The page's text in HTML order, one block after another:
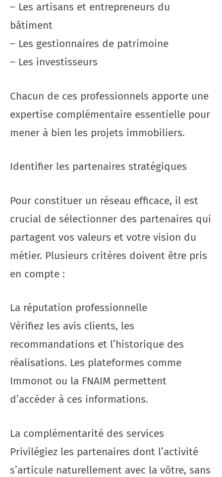
– Les artisans et entrepreneurs du
bâtiment
– Les gestionnaires de patrimoine
– Les investisseurs
Chacun de ces professionnels apporte une
expertise complémentaire essentielle pour
mener à bien les projets immobiliers.
Identifier les partenaires stratégiques
Pour constituer un réseau efficace, il est
crucial de sélectionner des partenaires qui
partagent vos valeurs et votre vision du
métier. Plusieurs critères doivent être pris
en compte :
La réputation professionnelle
Vérifiez les avis clients, les
recommandations et l’historique des
réalisations. Les plateformes comme
Immonot ou la FNAIM permettent
d’accéder à ces informations.
La complémentarité des services
Privilégiez les partenaires dont l’activité
s’articule naturellement avec la vôtre, sans